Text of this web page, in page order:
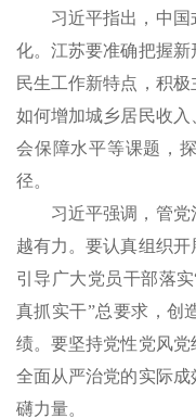
习近平指出，中
化。江苏要准确把握
民生工作新特点，积极
如何增加城乡居民收
会保障水平等课题，
径。
习近平强调，管
越有力。要认真组织开
引导广大党员干部落
真抓实干”总要求，创
绩。要坚持党性党风
全面从严治党的实际
礴力量。